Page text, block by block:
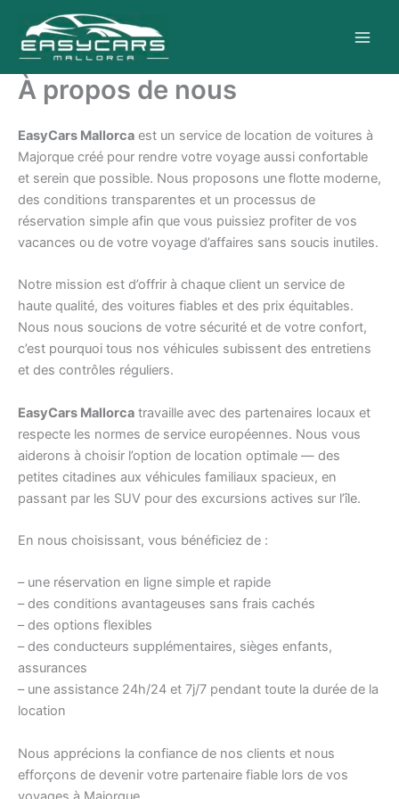
contenu
À propos de nous
EasyCars Mallorca est un service de location de voitures à
Majorque créé pour rendre votre voyage aussi confortable
et serein que possible. Nous proposons une flotte moderne,
des conditions transparentes et un processus de
réservation simple afin que vous puissiez profiter de vos
vacances ou de votre voyage d’affaires sans soucis inutiles.
Notre mission est d’offrir à chaque client un service de
haute qualité, des voitures fiables et des prix équitables.
Nous nous soucions de votre sécurité et de votre confort,
c’est pourquoi tous nos véhicules subissent des entretiens
et des contrôles réguliers.
EasyCars Mallorca travaille avec des partenaires locaux et
respecte les normes de service européennes. Nous vous
aiderons à choisir l’option de location optimale — des
petites citadines aux véhicules familiaux spacieux, en
passant par les SUV pour des excursions actives sur l’île.
En nous choisissant, vous bénéficiez de :
– une réservation en ligne simple et rapide
– des conditions avantageuses sans frais cachés
– des options flexibles
– des conducteurs supplémentaires, sièges enfants,
assurances
– une assistance 24h/24 et 7j/7 pendant toute la durée de la
location
Nous apprécions la confiance de nos clients et nous
efforçons de devenir votre partenaire fiable lors de vos